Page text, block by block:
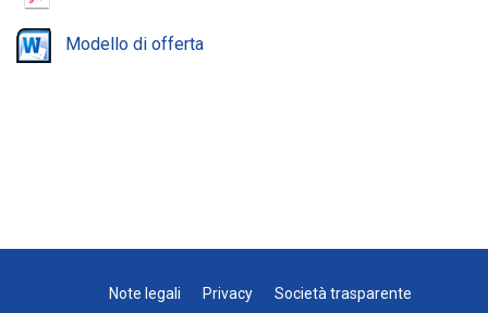
Modello di offerta
Note legali Privacy
Società trasparente